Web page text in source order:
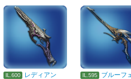
IL.600
レディアン
IL.595
ブルーフ